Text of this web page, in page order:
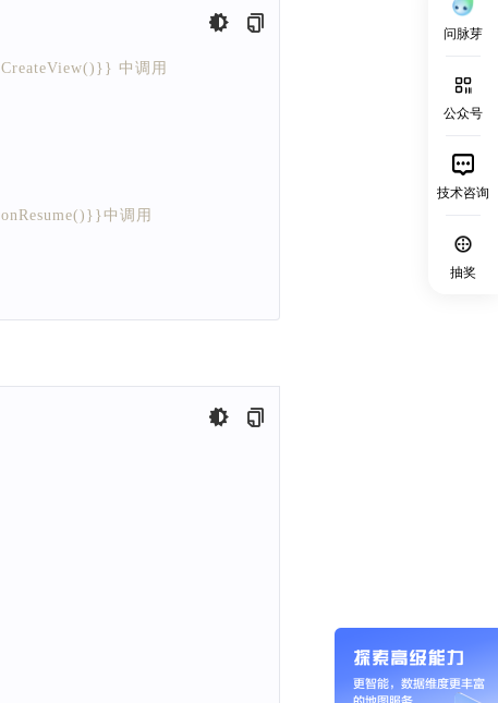
问脉芽
公众号
技术咨询
抽奖
中调用
中调用
中调用